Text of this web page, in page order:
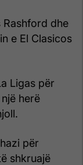
dhe
e El Clasicos
Ligas për
herë
për
shkruajë